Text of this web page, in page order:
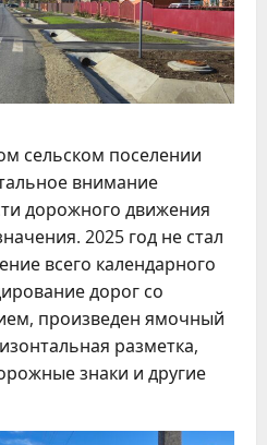
сельском поселении
внимание
дорожного движения
2025 год не стал
всего календарного
дорог со
произведен ямочный
разметка,
знаки и другие